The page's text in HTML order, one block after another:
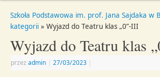
Szkoła Podstawowa im. prof. Jana Sajdaka w
kategorii » Wyjazd do Teatru klas „0”-III
Wyjazd do Teatru klas
przezadmin | 27/03/2023 |